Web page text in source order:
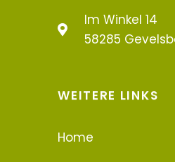
Im Winkel 14
58285
WEITERE LINKS
Home